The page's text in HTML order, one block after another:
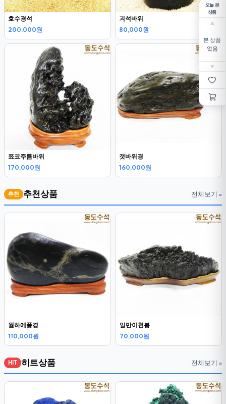
오늘 본
상품
▲
본 상품
없음
▼
호수경석
200,000원
괴석바위
80,000원
쬬코주름바위
170,000원
갯바위경
160,000원
추천 추천상품 전체보기 »
월하에풍경
110,000원
일만이천봉
70,000원
HIT 히트상품 전체보기 »